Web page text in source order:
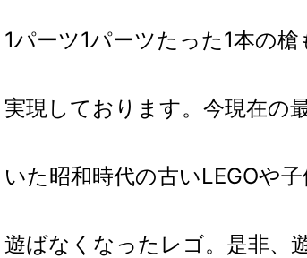
1パーツ1パーツたった1本の
実現しております。 今現在の
いた昭和時代の古いLEGOや
遊ばなくなったレゴ。是非、